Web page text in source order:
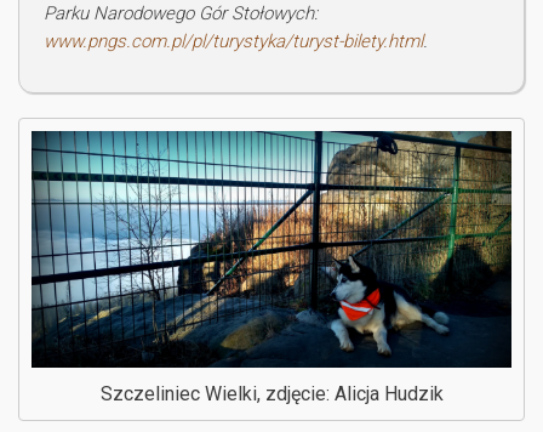
Parku Narodowego Gór Stołowych:
www.pngs.com.pl/pl/turystyka/turyst-bilety.html.
Szczeliniec Wielki, zdjęcie: Alicja Hudzik